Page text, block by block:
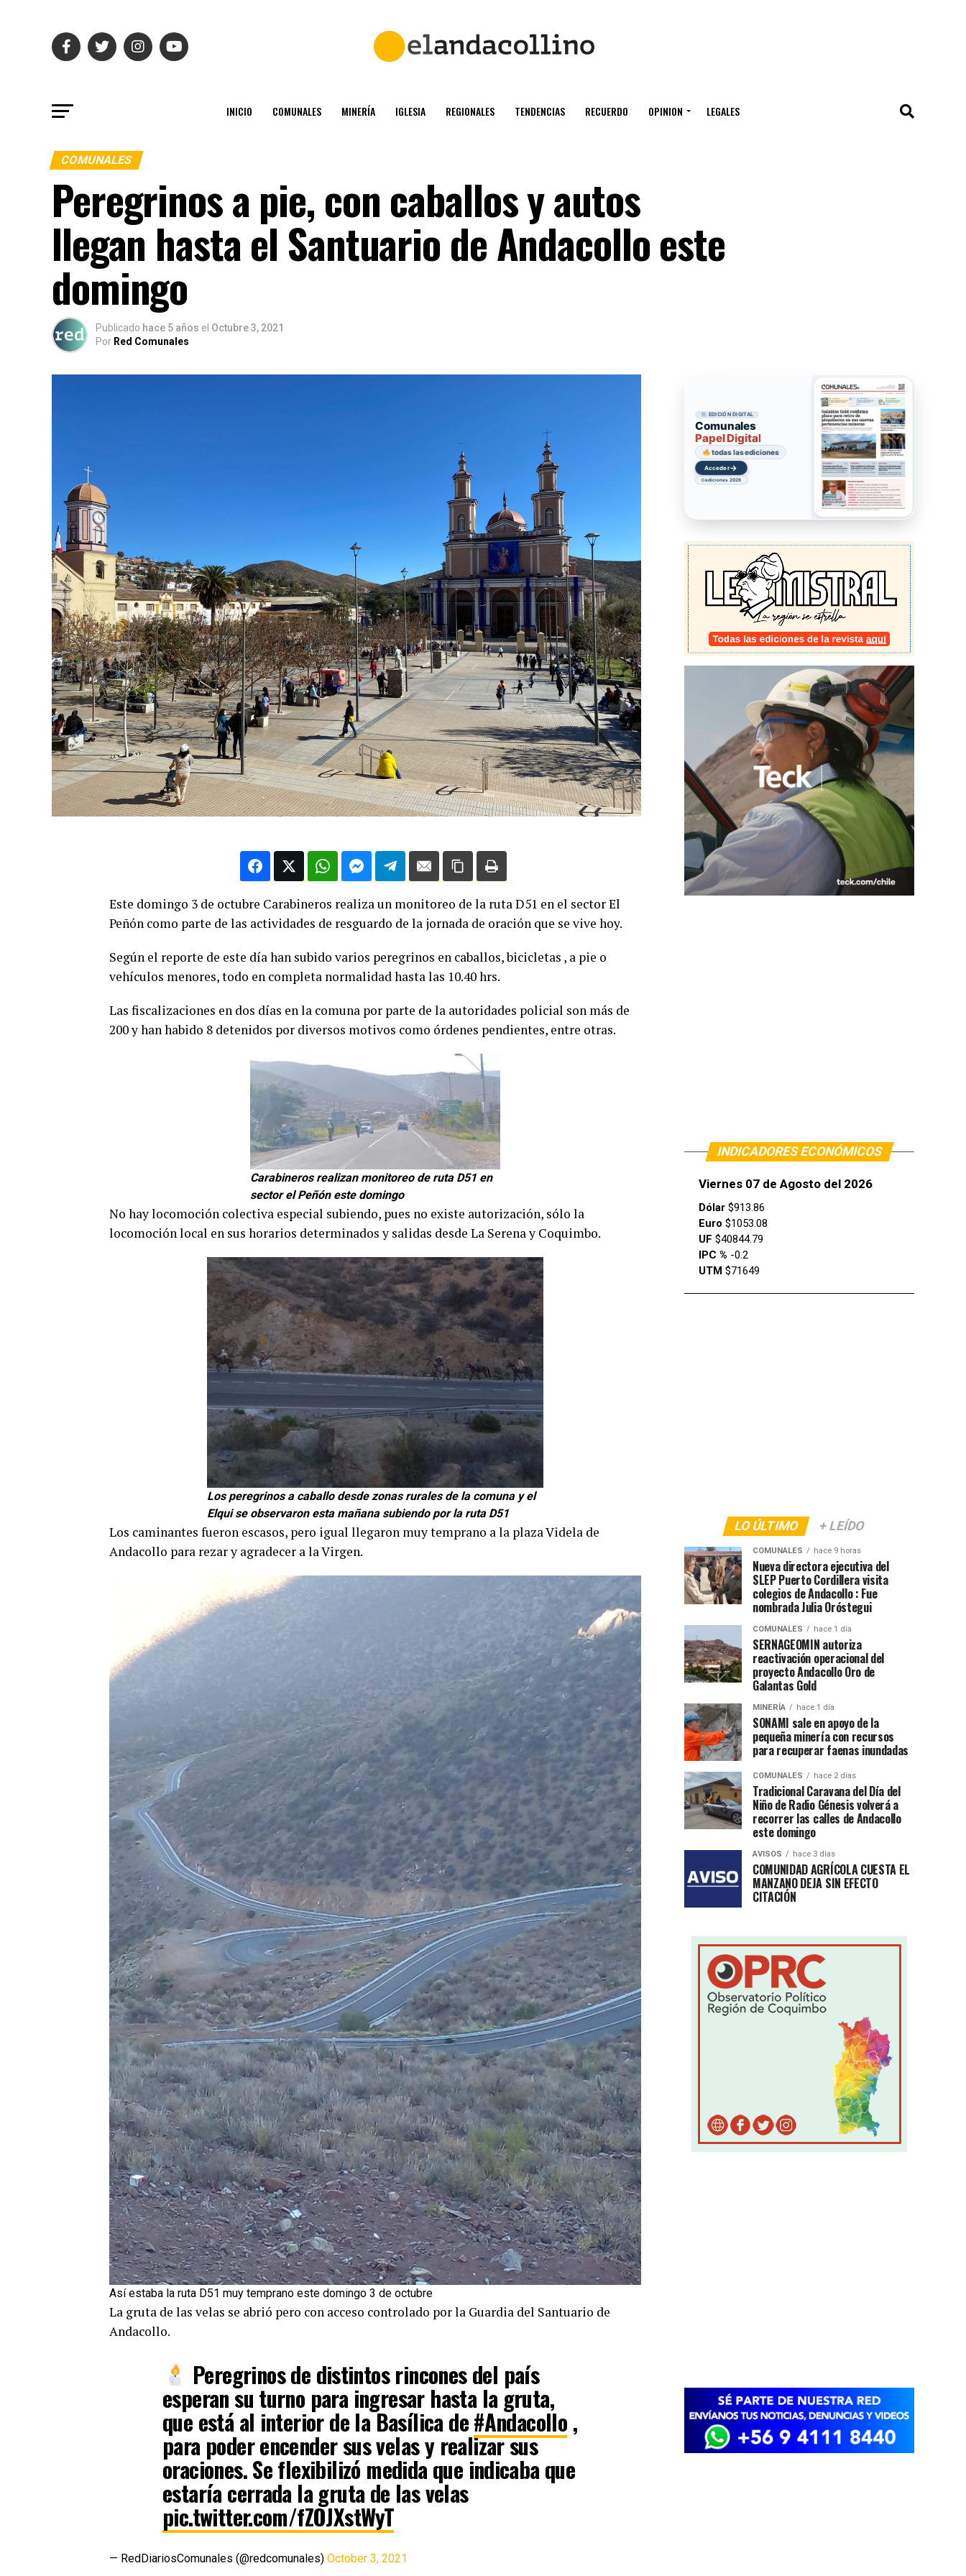
INICIO COMUNALES MINERÍA IGLESIA REGIONALES TENDENCIAS RECUERDO OPINION LEGALES
COMUNALES
Peregrinos a pie, con caballos y autos
llegan hasta el Santuario de Andacollo este
domingo
Publicado hace 5 años el Octubre 3, 2021
Por Red Comunales
Este domingo 3 de octubre Carabineros realiza un monitoreo de la ruta D51 en el sector El
Peñón como parte de las actividades de resguardo de la jornada de oración que se vive hoy.
Según el reporte de este día han subido varios peregrinos en caballos, bicicletas , a pie o
vehículos menores, todo en completa normalidad hasta las 10.40 hrs.
Las fiscalizaciones en dos días en la comuna por parte de la autoridades policial son más de
200 y han habido 8 detenidos por diversos motivos como órdenes pendientes, entre otras.
Carabineros realizan monitoreo de ruta D51 en
sector el Peñón este domingo
No hay locomoción colectiva especial subiendo, pues no existe autorización, sólo la
locomoción local en sus horarios determinados y salidas desde La Serena y Coquimbo.
Los peregrinos a caballo desde zonas rurales de la comuna y el
Elqui se observaron esta mañana subiendo por la ruta D51
Los caminantes fueron escasos, pero igual llegaron muy temprano a la plaza Videla de
Andacollo para rezar y agradecer a la Virgen.
Así estaba la ruta D51 muy temprano este domingo 3 de octubre
La gruta de las velas se abrió pero con acceso controlado por la Guardia del Santuario de
Andacollo.
Peregrinos de distintos rincones del país
esperan su turno para ingresar hasta la gruta,
que está al interior de la Basílica de#Andacollo ,
para poder encender sus velas y realizar sus
oraciones. Se flexibilizó medida que indicaba que
estaría cerrada la gruta de las velas
pic.twitter.com/fZOJXstWyT
— RedDiariosComunales (@redcomunales) October 3, 2021
EDICIÓN DIGITAL
Comunales
Papel Digital
todas las ediciones
Acceder→
ediciones 2026
INDICADORES ECONÓMICOS
Viernes 07 de Agosto del 2026
Dólar $913.86
Euro $1053.08
UF $40844.79
IPC % -0.2
UTM $71649
LO ÚLTIMO + LEÍDO
COMUNALES hace 9 horas
Nueva directora ejecutiva del
SLEP Puerto Cordillera visita
colegios de Andacollo : Fue
nombrada Julia Oróstegui
COMUNALES hace 1 día
SERNAGEOMIN autoriza
reactivación operacional del
proyecto Andacollo Oro de
Galantas Gold
MINERÍA hace 1 día
SONAMI sale en apoyo de la
pequeña minería con recursos
para recuperar faenas inundadas
COMUNALES hace 2 días
Tradicional Caravana del Día del
Niño de Radio Génesis volverá a
recorrer las calles de Andacollo
este domingo
AVISOS hace 3 días
COMUNIDAD AGRÍCOLA CUESTA EL
MANZANO DEJA SIN EFECTO
CITACIÓN